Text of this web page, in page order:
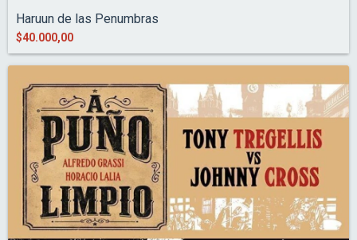
Haruun de las Penumbras
$40.000,00